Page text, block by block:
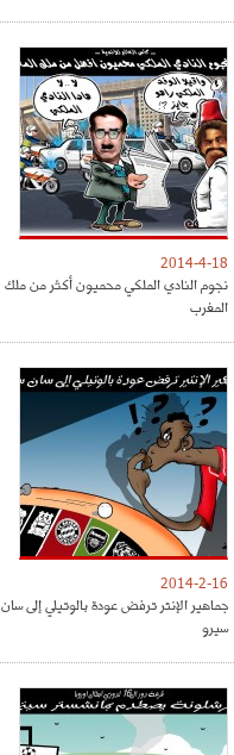
2014-4-18
نجوم النادي الملكي محميون أكثر من ملك
المغرب
2014-2-16
جماهير الإنتر ترفض عودة بالوتيلي إلى سان
سيرو